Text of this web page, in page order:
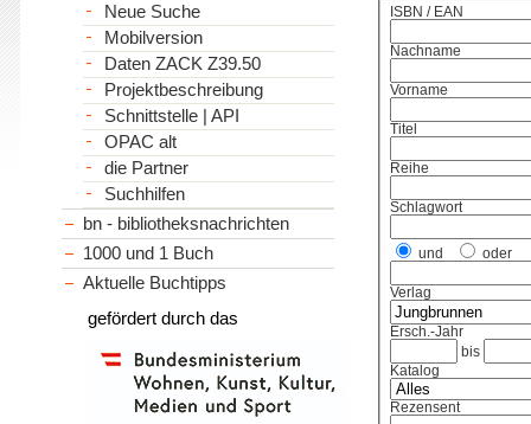
ISBN / EAN
Nachname
Vorname
Titel
Reihe
Schlagwort
und oder
Verlag
Ersch.-Jahr
bis
Katalog
Rezensent
Neue Suche
Mobilversion
Daten ZACK Z39.50
Projektbeschreibung
Schnittstelle | API
OPAC alt
die Partner
Suchhilfen
bn - bibliotheksnachrichten
1000 und 1 Buch
Aktuelle Buchtipps
gefördert durch das